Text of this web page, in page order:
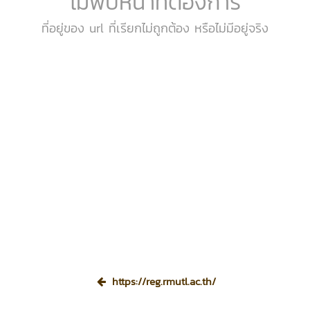
ที่อยู่ของ url ที่เรียกไม่ถูกต้อง หรือไม่มีอยู่จริง
https://reg.rmutl.ac.th/